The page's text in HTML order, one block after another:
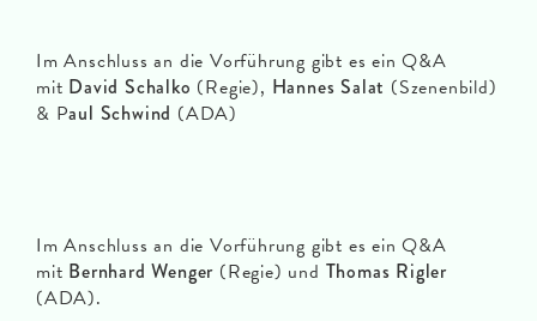
Im Anschluss an die Vorführung gibt es ein Q&A
mit David Schalko (Regie), Hannes Salat (Szenenbild)
& Paul Schwind (ADA)
Im Anschluss an die Vorführung gibt es ein Q&A
mit Bernhard Wenger (Regie) und Thomas Rigler
(ADA).